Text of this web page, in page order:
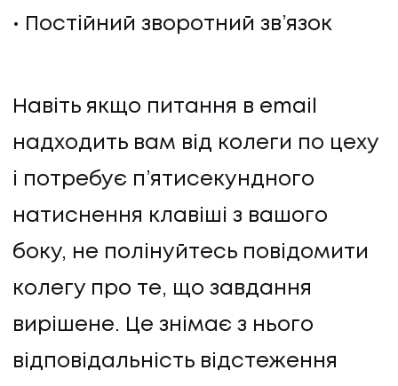
Постійний зворотний зв’язок
Навіть якщо питання в email
надходить вам від колеги по цеху
і потребує п’ятисекундного
натиснення клавіші з вашого
боку, не полінуйтесь повідомити
колегу про те, що завдання
вирішене. Це знімає з нього
відповідальність відстеження